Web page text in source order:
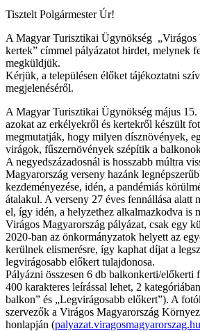
Tisztelt Polgármester Úr!
A Magyar Turisztikai Ügynökség „Virágos
kertek” címmel pályázatot hirdet, melynek
megküldjük.
Kérjük, a településen élőket tájékoztatni
megjelenéséről.
A Magyar Turisztikai Ügynökség május
azokat az erkélyekről és kertekről készült
megmutatják, hogy milyen dísznövények,
virágok, fűszernövények szépítik a
A negyedszázadosnál is hosszabb múltra
Magyarország verseny hazánk
kezdeményezése, idén, a pandémiás
átalakul. A verseny 27 éves fennállása alatt
el, így idén, a helyzethez alkalmazkodva is
Virágos Magyarország pályázat, csak egy
2020-ban az önkormányzatok helyett az
kerülnek elismerésre, így kaphat díjat a
legvirágosabb előkert tulajdonosa.
Pályázni összesen 6 db balkonkerti/előkerti
400 karakteres leírással lehet, 2
balkon” és „Legvirágosabb előkert”). A
szervezők a Virágos Magyarország
honlapján (palyazat.viragosmagyarorszag.hu